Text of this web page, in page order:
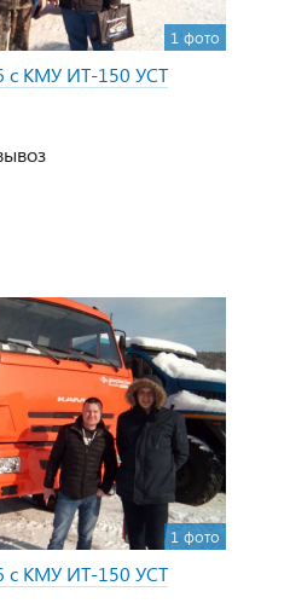
1 фото
с КМУ ИТ-150 УСТ
1 фото
с КМУ ИТ-150 УСТ